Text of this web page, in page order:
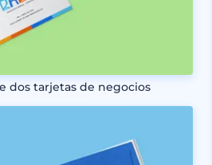
dos tarjetas de negocios